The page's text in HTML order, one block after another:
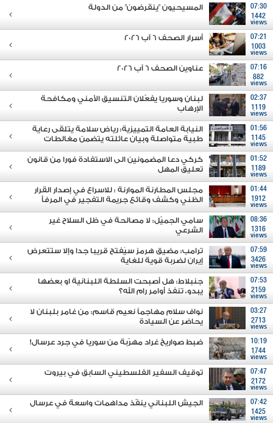
07:30
1442
views
المسيحيون "ينقرضون" من الدولة
07:21
1003
views
أسرار الصحف 6 آب 2026
07:16
882
views
عناوين الصحف 6 آب 2026
02:37
1119
views
لبنان وسوريا يفعّلان التنسيق الأمني ومكافحة
الإرهاب
01:56
1145
views
النيابة العامة التمييزية: رياض سلامة يتلقى رعاية
طبية متواصلة وبيان عائلته يتضمن مغالطات
01:52
1189
views
كركي دعا المضمونين الى الاستفادة فورا من قانون
تعليق المهل
01:44
1912
views
مجلس المطارنة الموارنة : للاسراع في إصدار القرار
الظني وكشف وقائع جريمة التفجير في المرفأ
08:36
1316
views
سامي الجميّل: لا مصالحة في ظل السلاح غير
الشرعي
07:59
3426
views
ترامب: مضيق هرمز سيُفتح قريبا جدا وإلا ستتعرض
إيران لضربة قوية للغاية
07:53
2159
views
جنبلاط: هل أصبحت السلطة اللبنانية او بعضها
يبدو، تنفذ أوامر رام الله؟
03:27
2713
views
نواف سلام مهاجماً نعيم قاسم: من غامر بلبنان لا
يحاضر عن السيادة
10:19
1744
views
ضبط صواريخ غراد مهرّبة من سوريا في جرد عرسال!
07:47
2172
views
توقيف السفير الفلسطيني السابق في بيروت
07:42
1425
views
الجيش اللبناني ينفّذ مداهمات واسعة في عرسال